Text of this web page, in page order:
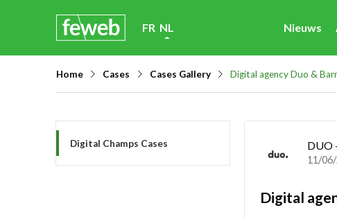
FR NL Nieuws
Home Cases Cases Gallery Digital agency Duo &
Digital Champs Cases DUO
11/
Digital